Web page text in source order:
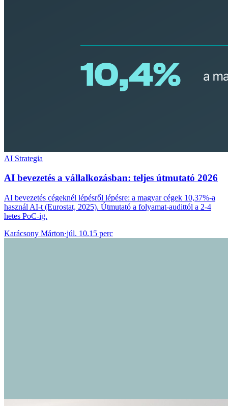
AI Strategia
AI bevezetés a vállalkozásban: teljes útmutató 2026
AI bevezetés cégeknél lépésről lépésre: a magyar cégek 10,37%-a
használ AI-t (Eurostat, 2025). Útmutató a folyamat-audittól a 2-4
hetes PoC-ig.
Karácsony Márton·júl. 10.15 perc